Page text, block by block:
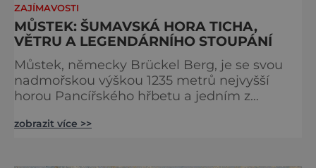
ZAJÍMAVOSTI
MŮSTEK: ŠUMAVSKÁ HORA TICHA,
VĚTRU A LEGENDÁRNÍHO STOUPÁNÍ
Můstek, německy Brückel Berg, je se svou
nadmořskou výškou 1235 metrů nejvyšší
horou Pancířského hřbetu a jedním z
Šumavy. Přestože nestojí v centru hlavních
zobrazit více >>